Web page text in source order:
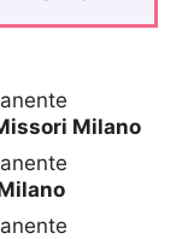
Milano